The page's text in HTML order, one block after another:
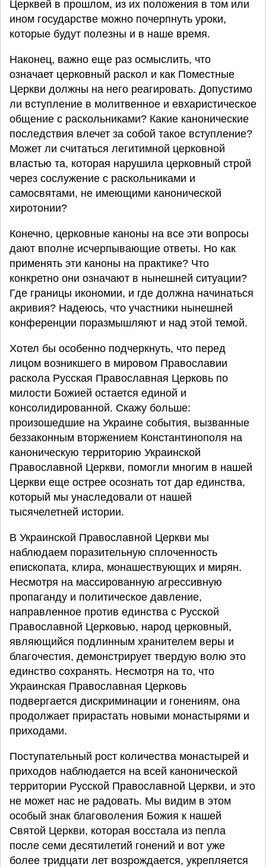
Церквей в прошлом, из их положения в том или
ином государстве можно почерпнуть уроки,
которые будут полезны и в наше время.
Наконец, важно еще раз осмыслить, что
означает церковный раскол и как Поместные
Церкви должны на него реагировать. Допустимо
ли вступление в молитвенное и евхаристическое
общение с раскольниками? Какие канонические
последствия влечет за собой такое вступление?
Может ли считаться легитимной церковной
властью та, которая нарушила церковный строй
через сослужение с раскольниками и
самосвятами, не имеющими канонической
хиротонии?
Конечно, церковные каноны на все эти вопросы
дают вполне исчерпывающие ответы. Но как
применять эти каноны на практике? Что
конкретно они означают в нынешней ситуации?
Где границы икономии, и где должна начинаться
акривия? Надеюсь, что участники нынешней
конференции поразмышляют и над этой темой.
Хотел бы особенно подчеркнуть, что перед
лицом возникшего в мировом Православии
раскола Русская Православная Церковь по
милости Божией остается единой и
консолидированной. Скажу больше:
произошедшие на Украине события, вызванные
беззаконным вторжением Константинополя на
каноническую территорию Украинской
Православной Церкви, помогли многим в нашей
Церкви еще острее осознать тот дар единства,
который мы унаследовали от нашей
тысячелетней истории.
В Украинской Православной Церкви мы
наблюдаем поразительную сплоченность
епископата, клира, монашествующих и мирян.
Несмотря на массированную агрессивную
пропаганду и политическое давление,
направленное против единства с Русской
Православной Церковью, народ церковный,
являющийся подлинным хранителем веры и
благочестия, демонстрирует твердую волю это
единство сохранять. Несмотря на то, что
Украинская Православная Церковь
подвергается дискриминации и гонениям, она
продолжает прирастать новыми монастырями и
приходами.
Поступательный рост количества монастырей и
приходов наблюдается на всей канонической
территории Русской Православной Церкви, и это
не может нас не радовать. Мы видим в этом
особый знак благоволения Божия к нашей
Святой Церкви, которая восстала из пепла
после семи десятилетий гонений и вот уже
более тридцати лет возрождается, укрепляется